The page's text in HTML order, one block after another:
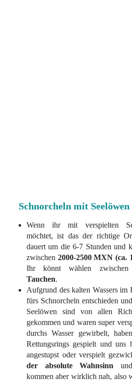
Schnorcheln mit Seelöwen
Wenn ihr mit verspielten
möchtet, ist das der richtige
dauert um die 6-7 Stunden und
zwischen 2000-2500 MXN (ca.
Ihr könnt wählen zwischen
Tauchen.
Aufgrund des kalten Wassers im
fürs Schnorcheln entschieden
Seelöwen sind von allen
gekommen und waren super
durchs Wasser gewirbelt,
Rettungsrings gespielt und uns
angestupst oder verspielt
der absolute Wahnsinn
kommen aber wirklich nah, also